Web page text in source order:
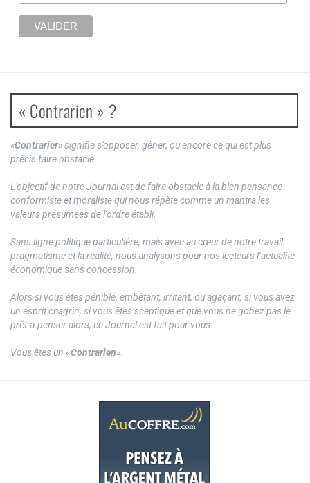
« Contrarien » ?
«Contrarier» signifie s’opposer, gêner, ou encore ce qui est plus
précis faire obstacle.
L’objectif de notre Journal est de faire obstacle à la bien pensance
conformiste et moraliste qui nous répète comme un mantra les
valeurs présumées de l’ordre établi.
Sans ligne politique particulière, mais avec au cœur de notre travail
pragmatisme et la réalité, nous analysons pour nos lecteurs l’actualité
économique sans concession.
Alors si vous êtes pénible, embêtant, irritant, ou agaçant, si vous avez
un esprit chagrin, si vous êtes sceptique et que vous ne gobez pas le
prêt-à-penser alors, ce Journal est fait pour vous.
Vous êtes un «Contrarien».